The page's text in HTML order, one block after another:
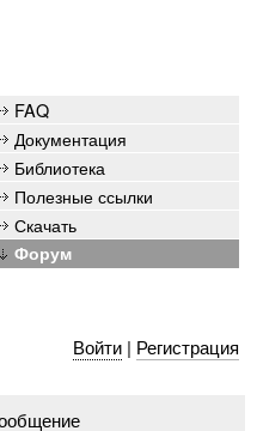
FAQ
Документация
Библиотека
Полезные ссылки
Скачать
Форум
Войти| Регистрация